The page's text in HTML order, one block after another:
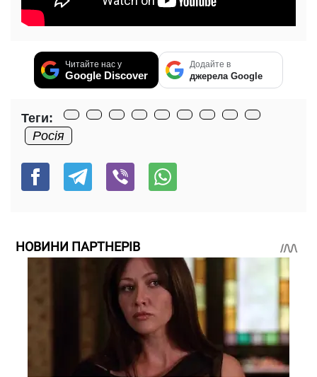
Читайте нас у
Google Discover
Додайте в
джерела Google
Теги:
Росія
НОВИНИ ПАРТНЕРІВ